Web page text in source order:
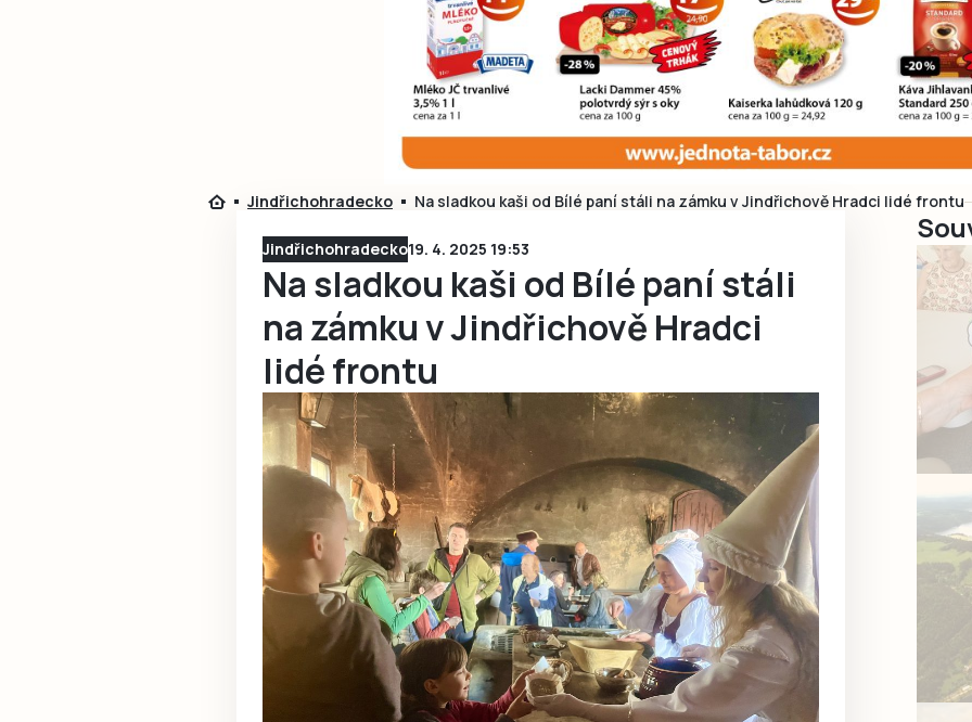
Ještě nemám
Jindřichohradecko Na sladkou kaši od Bílé paní stáli na zámku v Jindřichově Hradci lidé frontu
Jindřichohradecko19. 4. 2025 19:53
Na sladkou kaši od Bílé paní stáli
na zámku v Jindřichově Hradci
lidé frontu